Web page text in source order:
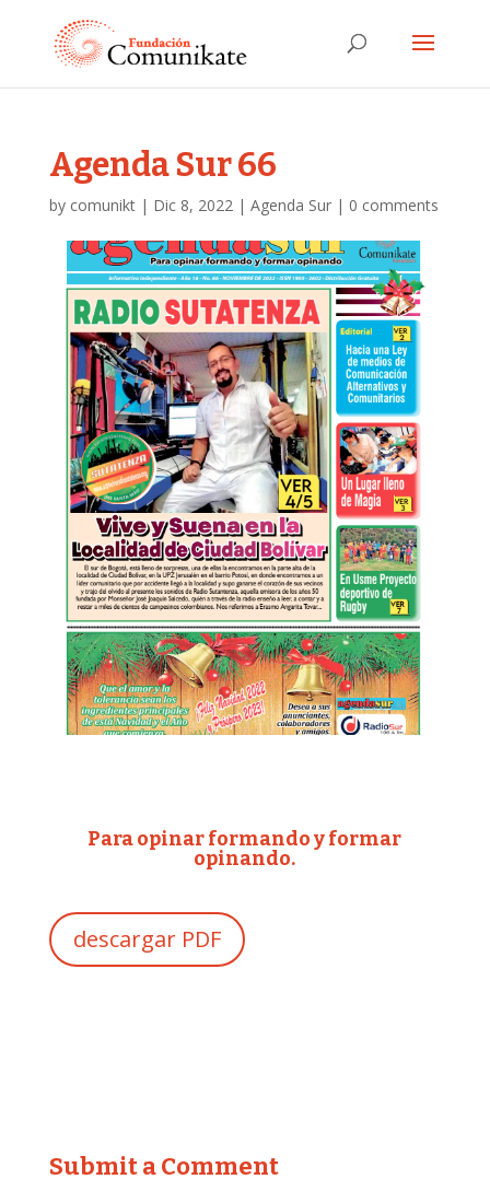
Agenda Sur 66
by comunikt| Dic 8, 2022| Agenda Sur| 0 comments
Para opinar formando y formar
opinando.
descargar PDF
Submit a Comment